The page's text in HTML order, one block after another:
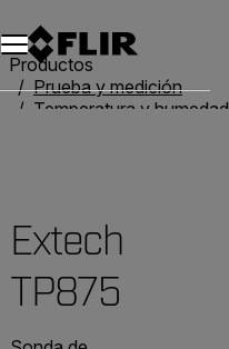
Unread messages
Modelo
Eliminar
artículos
artículo
Añadir al carro
Añadido al carro
Productos
Prueba y medición
Temperatura y humedad
Extech
TP875